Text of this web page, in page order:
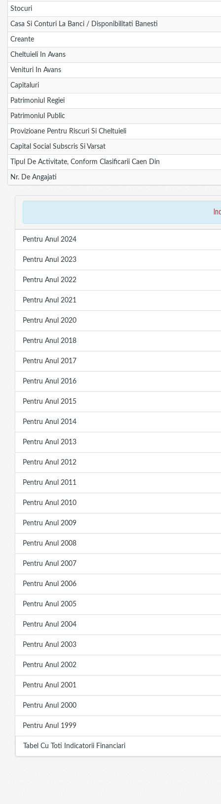
Stocuri
Casa Si Conturi La Banci / Disponibilitati Banesti
Creante
Cheltuieli In Avans
Venituri In Avans
Capitaluri
Patrimoniul Regiei
Patrimoniul Public
Provizioane Pentru Riscuri Si Cheltuieli
Capital Social Subscris Si Varsat
Tipul De Activitate, Conform Clasificarii Caen Din
Nr. De Angajati
Pentru Anul 2024
Pentru Anul 2023
Pentru Anul 2022
Pentru Anul 2021
Pentru Anul 2020
Pentru Anul 2018
Pentru Anul 2017
Pentru Anul 2016
Pentru Anul 2015
Pentru Anul 2014
Pentru Anul 2013
Pentru Anul 2012
Pentru Anul 2011
Pentru Anul 2010
Pentru Anul 2009
Pentru Anul 2008
Pentru Anul 2007
Pentru Anul 2006
Pentru Anul 2005
Pentru Anul 2004
Pentru Anul 2003
Pentru Anul 2002
Pentru Anul 2001
Pentru Anul 2000
Pentru Anul 1999
Tabel Cu Toti Indicatorii Financiari